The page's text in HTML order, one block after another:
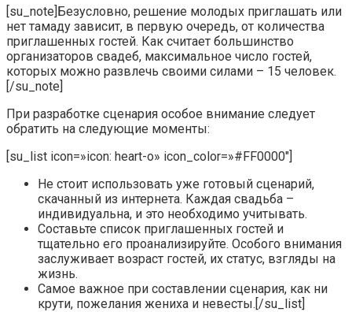
[su_note]Безусловно, решение молодых приглашать или
нет тамаду зависит, в первую очередь, от количества
приглашенных гостей. Как считает большинство
организаторов свадеб, максимальное число гостей,
которых можно развлечь своими силами – 15 человек.
[/su_note]
При разработке сценария особое внимание следует
обратить на следующие моменты:
[su_list icon=»icon: heart-o» icon_color=»#FF0000″]
Не стоит использовать уже готовый сценарий,
скачанный из интернета. Каждая свадьба –
индивидуальна, и это необходимо учитывать.
Составьте список приглашенных гостей и
тщательно его проанализируйте. Особого внимания
заслуживает возраст гостей, их статус, взгляды на
жизнь.
Самое важное при составлении сценария, как ни
крути, пожелания жениха и невесты.[/su_list]